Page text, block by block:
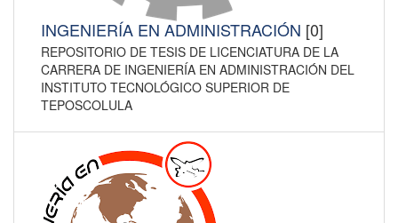
INGENIERÍA EN ADMINISTRACIÓN [0]
REPOSITORIO DE TESIS DE LICENCIATURA DE LA
CARRERA DE INGENIERÍA EN ADMINISTRACIÓN DEL
INSTITUTO TECNOLÓGICO SUPERIOR DE
TEPOSCOLULA